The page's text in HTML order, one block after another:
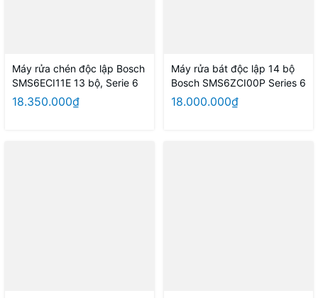
Máy rửa chén độc lập Bosch
SMS6ECI11E 13 bộ, Serie 6
18.350.000₫
Máy rửa bát độc lập 14 bộ
Bosch SMS6ZCI00P Series 6
18.000.000₫